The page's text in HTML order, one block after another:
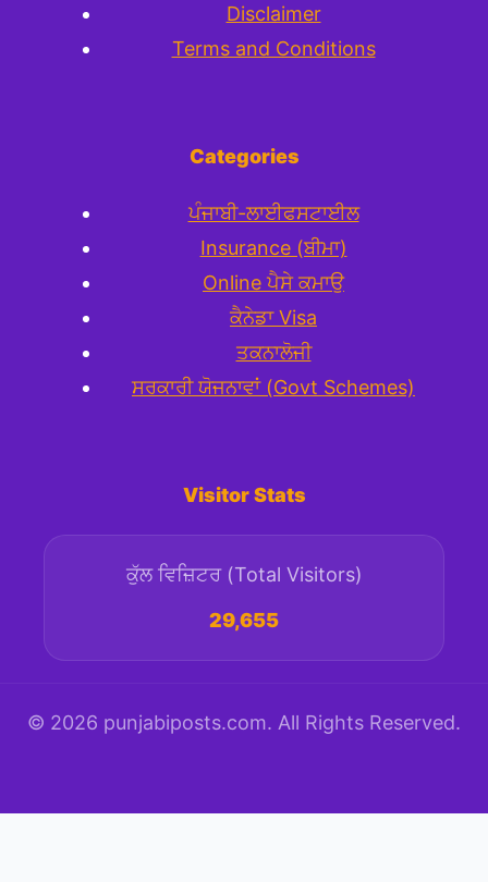
Disclaimer
Terms and Conditions
Categories
ਪੰਜਾਬੀ-ਲਾਈਫਸਟਾਈਲ
Insurance (ਬੀਮਾ)
Online ਪੈਸੇ ਕਮਾਉ
ਕੈਨੇਡਾ Visa
ਤਕਨਾਲੋਜੀ
ਸਰਕਾਰੀ ਯੋਜਨਾਵਾਂ (Govt Schemes)
Visitor Stats
ਕੁੱਲ ਵਿਜ਼ਿਟਰ (Total Visitors)
29,655
© 2026 punjabiposts.com. All Rights Reserved.